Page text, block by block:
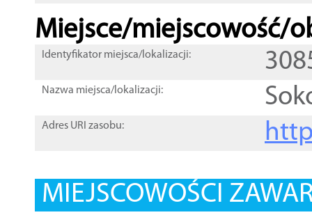
Miejsce/miejscowość/
Identyfikator miejsca/lokalizacji:
Nazwa miejsca/lokalizacji:
Adres URI zasobu:
MIEJSCOWOŚCI